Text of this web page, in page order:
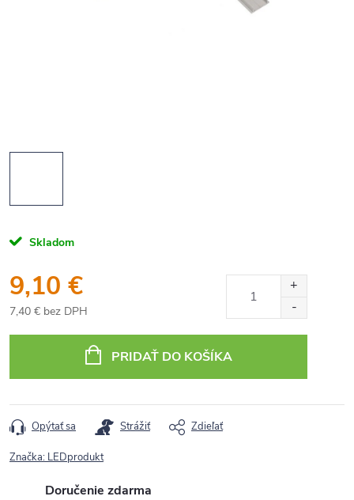
Skladom
9,10 €
7,40 € bez DPH
cena:
PRIDAŤ DO KOŠÍKA
Opýtať sa Strážiť Zdieľať
Značka: LEDprodukt
Doručenie zdarma